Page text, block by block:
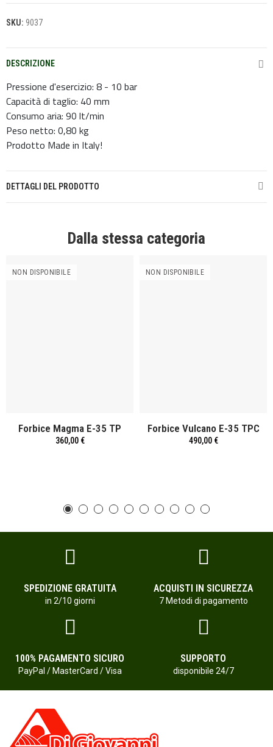
SKU: 9037
DESCRIZIONE
Pressione d'esercizio: 8 - 10 bar
Capacità di taglio: 40 mm
Consumo aria: 90 lt/min
Peso netto: 0,80 kg
Prodotto Made in Italy!
DETTAGLI DEL PRODOTTO
Dalla stessa categoria
NON DISPONIBILE
Forbice Magma E-35 TP
360,00 €
NON DISPONIBILE
Forbice Vulcano E-35 TPC
490,00 €
SPEDIZIONE GRATUITA
in 2/10 giorni
ACQUISTI IN SICUREZZA
7 Metodi di pagamento
100% PAGAMENTO SICURO
PayPal / MasterCard / Visa
SUPPORTO
disponibile 24/7